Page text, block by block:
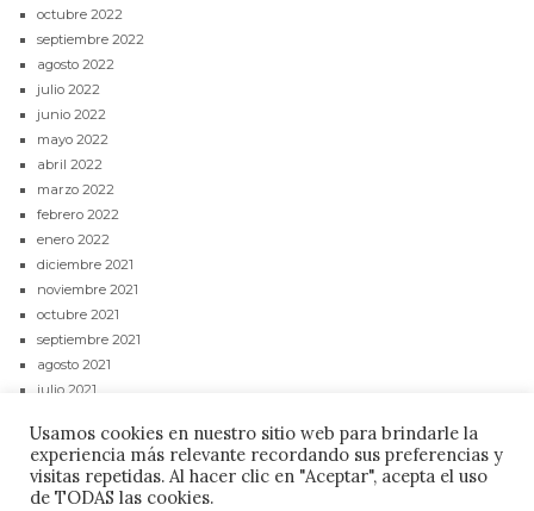
octubre 2022
septiembre 2022
agosto 2022
julio 2022
junio 2022
mayo 2022
abril 2022
marzo 2022
febrero 2022
enero 2022
diciembre 2021
noviembre 2021
octubre 2021
septiembre 2021
agosto 2021
julio 2021
mayo 2021
abril 2021
Usamos cookies en nuestro sitio web para brindarle la
experiencia más relevante recordando sus preferencias y
visitas repetidas. Al hacer clic en "Aceptar", acepta el uso
de TODAS las cookies.